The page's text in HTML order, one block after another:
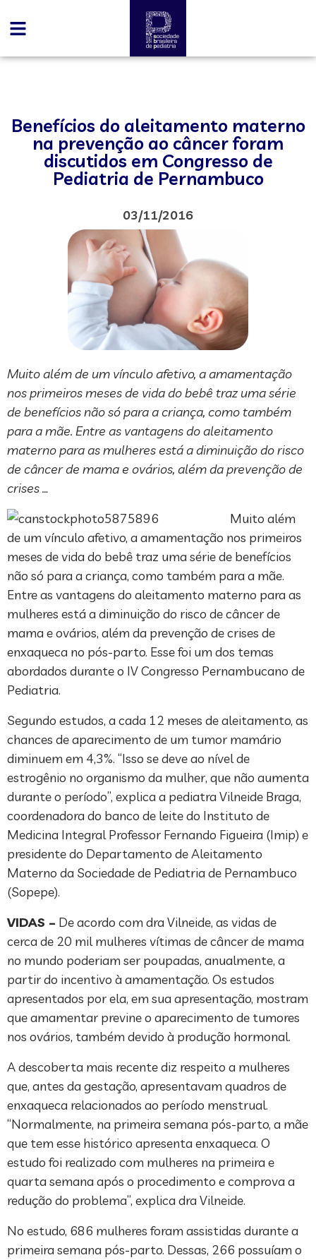
Benefícios do aleitamento materno
na prevenção ao câncer foram
discutidos em Congresso de
Pediatria de Pernambuco
03/11/2016
Muito além de um vínculo afetivo, a amamentação
nos primeiros meses de vida do bebê traz uma série
de benefícios não só para a criança, como também
para a mãe. Entre as vantagens do aleitamento
materno para as mulheres está a diminuição do risco
de câncer de mama e ovários, além da prevenção de
crises …
Muito além
de um vínculo afetivo, a amamentação nos primeiros
meses de vida do bebê traz uma série de benefícios
não só para a criança, como também para a mãe.
Entre as vantagens do aleitamento materno para as
mulheres está a diminuição do risco de câncer de
mama e ovários, além da prevenção de crises de
enxaqueca no pós-parto. Esse foi um dos temas
abordados durante o IV Congresso Pernambucano de
Pediatria.
Segundo estudos, a cada 12 meses de aleitamento, as
chances de aparecimento de um tumor mamário
diminuem em 4,3%. “Isso se deve ao nível de
estrogênio no organismo da mulher, que não aumenta
durante o período”, explica a pediatra Vilneide Braga,
coordenadora do banco de leite do Instituto de
Medicina Integral Professor Fernando Figueira (Imip) e
presidente do Departamento de Aleitamento
Materno da Sociedade de Pediatria de Pernambuco
(Sopepe).
VIDAS – De acordo com dra Vilneide, as vidas de
cerca de 20 mil mulheres vítimas de câncer de mama
no mundo poderiam ser poupadas, anualmente, a
partir do incentivo à amamentação. Os estudos
apresentados por ela, em sua apresentação, mostram
que amamentar previne o aparecimento de tumores
nos ovários, também devido à produção hormonal.
A descoberta mais recente diz respeito a mulheres
que, antes da gestação, apresentavam quadros de
enxaqueca relacionados ao período menstrual.
“Normalmente, na primeira semana pós-parto, a mãe
que tem esse histórico apresenta enxaqueca. O
estudo foi realizado com mulheres na primeira e
quarta semana após o procedimento e comprova a
redução do problema”, explica dra Vilneide.
No estudo, 686 mulheres foram assistidas durante a
primeira semana pós-parto. Dessas, 266 possuíam o